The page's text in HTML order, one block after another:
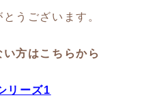
うございます。
い方はこちらから
リーズ1